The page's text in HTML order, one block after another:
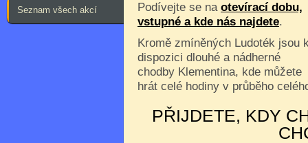
Seznam všech akcí
Podívejte se na otevírací dobu,
vstupné a kde nás najdete.
Kromě zmíněných Ludoték jsou
dispozici dlouhé a nádherné
chodby Klementina, kde můžete
hrát celé hodiny v průběho
PŘIJDETE, KDY